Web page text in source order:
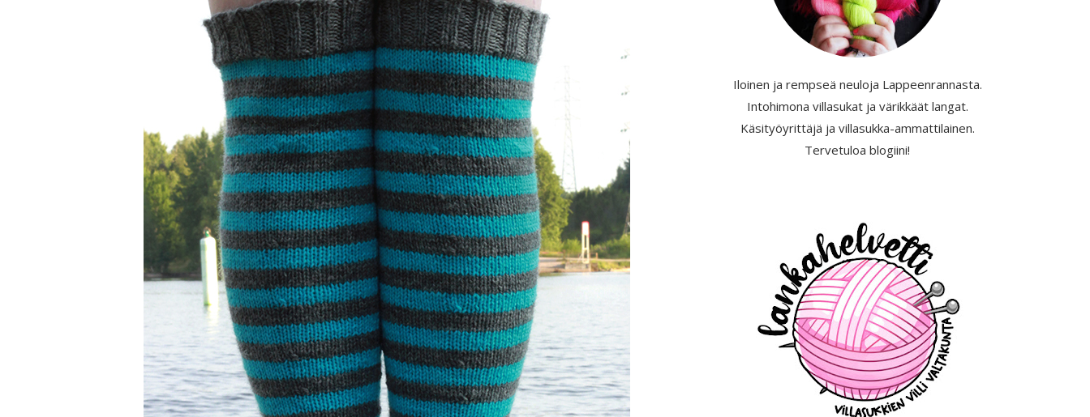
Iloinen ja rempseä neuloja Lappeenrannasta.
Intohimona villasukat ja värikkäät langat.
Käsityöyrittäjä ja villasukka-ammattilainen.
Tervetuloa blogiini!